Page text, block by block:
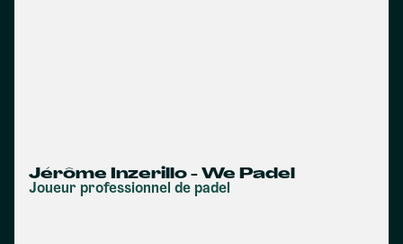
Jérôme Inzerillo - We Padel
Joueur professionnel de padel